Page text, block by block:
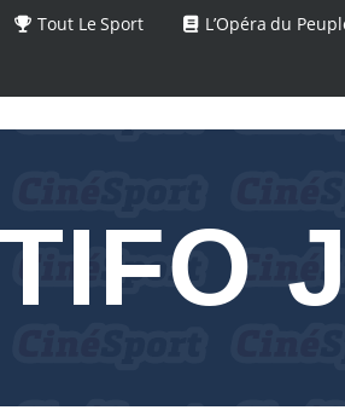
Tout Le Sport L’Opéra du
TIFO